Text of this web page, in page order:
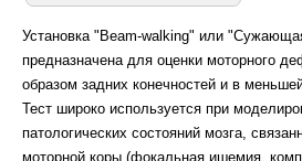
Установка "Beam-walking" или
предназначена для оценки моторного
образом задних конечностей и в
Тест широко используется при
патологических состояний мозга,
моторной коры (фокальная ишемия,